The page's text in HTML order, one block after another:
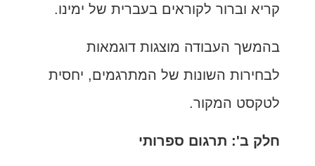
קריא וברור לקוראים בעברית של ימינו.
בהמשך העבודה מוצגות דוגמאות
לבחירות השונות של המתרגמים, יחסית
לטקסט המקור.
חלק ב': תרגום ספרותי